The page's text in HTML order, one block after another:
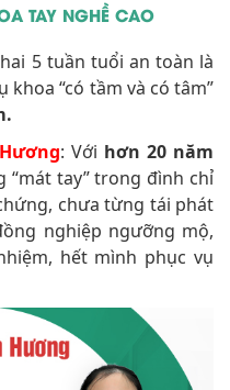
TAY NGHỀ CAO
5 tuần tuổi an toàn là
khoa “có tầm và có tâm”
: Với hơn 20 năm
“mát tay” trong đình chỉ
chưa từng tái phát
nghiệp ngưỡng mộ,
hết mình phục vụ